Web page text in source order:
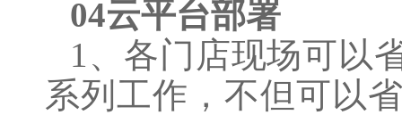
04云平台部署
1、各门店现场可以
系列工作，不但可以